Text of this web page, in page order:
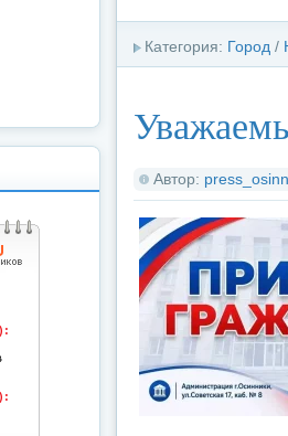
Категория: Город /
Автор: